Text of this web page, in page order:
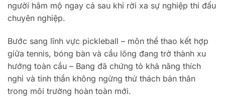
người hâm mộ ngay cả sau khi rời xa sự nghiệp thi đấu
chuyên nghiệp.
Bước sang lĩnh vực pickleball – môn thể thao kết hợp
giữa tennis, bóng bàn và cầu lông đang trở thành xu
hướng toàn cầu – Bang đã chứng tỏ khả năng thích
nghi và tinh thần không ngừng thử thách bản thân
trong môi trường hoàn toàn mới.